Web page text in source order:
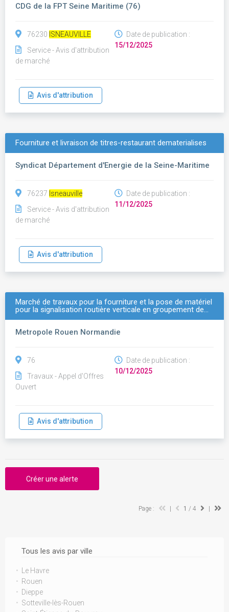
Tous les avis par ville
Le Havre
Rouen
Dieppe
Sotteville-lès-Rouen
CDG de la FPT Seine Maritime (76)
76230 ISNEAUVILLE
Service - Avis d'attribution
de marché
Date de publication :
15/12/2025
Avis d'attribution
Fourniture et livraison de titres-restaurant dematerialises
Syndicat Département d'Energie de la Seine-Maritime
76237 Isneauville
Service - Avis d'attribution
de marché
Date de publication :
11/12/2025
Avis d'attribution
Marché de travaux pour la fourniture et la pose de matériel
pour la signalisation routière verticale en groupement de…
Metropole Rouen Normandie
76
Travaux - Appel d'Offres
Ouvert
Date de publication :
10/12/2025
Avis d'attribution
Créer une alerte
Page : 1 / 4